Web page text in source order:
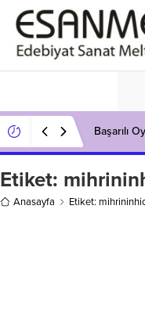
Başarılı
Etiket:
Anasayfa Etiket: